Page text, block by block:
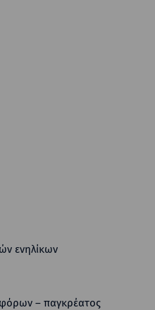
ενηλίκων
– παγκρέατος